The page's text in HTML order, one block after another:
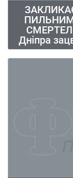
Дніпра